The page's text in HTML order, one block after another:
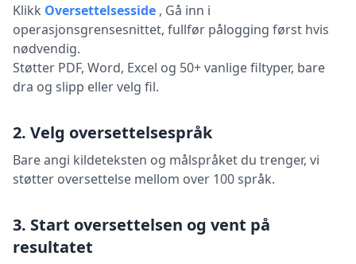
Klikk Oversettelsesside , Gå inn i
operasjonsgrensesnittet, fullfør pålogging først hvis
nødvendig.
Støtter PDF, Word, Excel og 50+ vanlige filtyper, bare
dra og slipp eller velg fil.
2. Velg oversettelsespråk
Bare angi kildeteksten og målspråket du trenger, vi
støtter oversettelse mellom over 100 språk.
3. Start oversettelsen og vent på
resultatet